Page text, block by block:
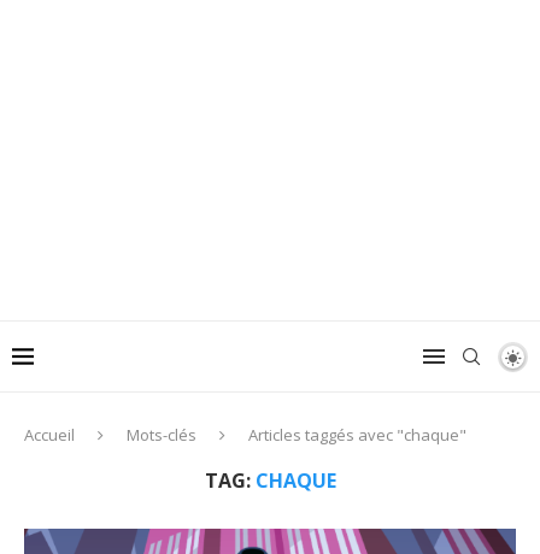
Accueil Mots-clés Articles taggés avec "chaque"
TAG: CHAQUE